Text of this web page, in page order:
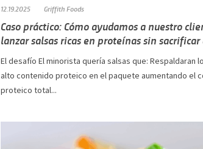
12.19.2025 Griffith Foods
Caso práctico: Cómo ayudamos a nuestro
lanzar salsas ricas en proteínas sin
El desafío El minorista quería salsas que: Respaldaran
alto contenido proteico en el paquete aumentando el
proteico total...